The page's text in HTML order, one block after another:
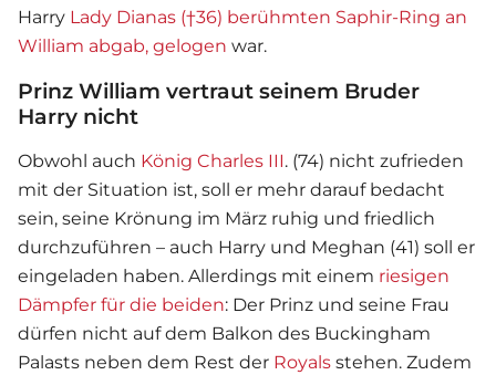
Harry Lady Dianas (†36) berühmten Saphir-Ring an
William abgab, gelogen war.
Prinz William vertraut seinem Bruder
Harry nicht
Obwohl auch König Charles III. (74) nicht zufrieden
mit der Situation ist, soll er mehr darauf bedacht
sein, seine Krönung im März ruhig und friedlich
durchzuführen – auch Harry und Meghan (41) soll er
eingeladen haben. Allerdings mit einem riesigen
Dämpfer für die beiden: Der Prinz und seine Frau
dürfen nicht auf dem Balkon des Buckingham
Palasts neben dem Rest der Royals stehen. Zudem